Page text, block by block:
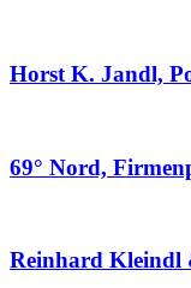
Horst K. Jandl,
69° Nord,
Reinhard Kleindl